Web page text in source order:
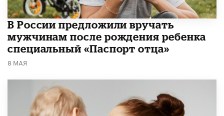
В России предложили вручать
мужчинам после рождения ребенка
специальный «Паспорт отца»
8 МАЯ